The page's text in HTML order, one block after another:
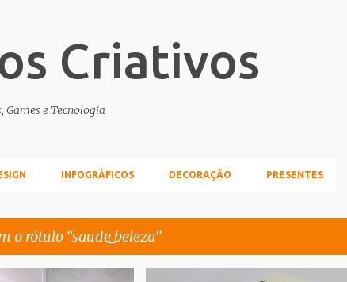
Criativos
Games e Tecnologia
INFOGRÁFICOS DECORAÇÃO PRESENTES
o rótulo saude_beleza